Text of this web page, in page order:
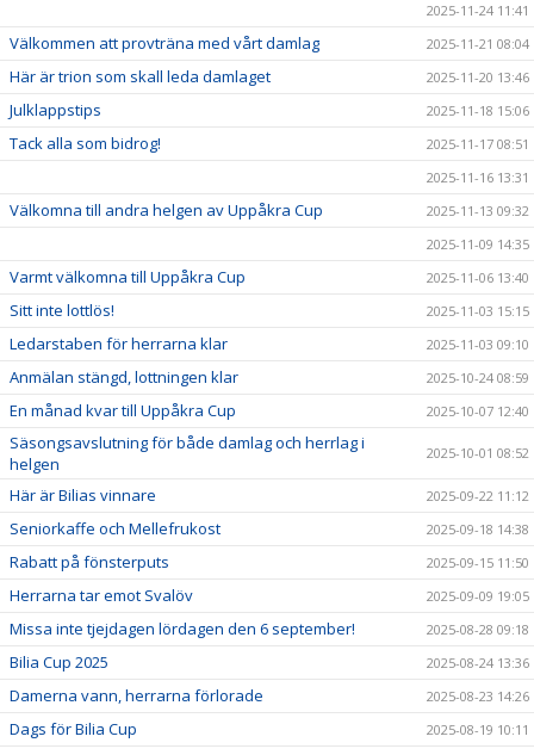
2025-11-24 11:41
Välkommen att provträna med vårt damlag 2025-11-21 08:04
Här är trion som skall leda damlaget 2025-11-20 13:46
Julklappstips 2025-11-18 15:06
Tack alla som bidrog!
2025-11-17 08:51
2025-11-16 13:31
Välkomna till andra helgen av Uppåkra Cup
2025-11-13 09:32
2025-11-09 14:35
Varmt välkomna till Uppåkra Cup 2025-11-06 13:40
Sitt inte lottlös! 2025-11-03 15:15
Ledarstaben för herrarna klar 2025-11-03 09:10
Anmälan stängd, lottningen klar 2025-10-24 08:59
En månad kvar till Uppåkra Cup 2025-10-07 12:40
Säsongsavslutning för både damlag och herrlag i
helgen
2025-10-01 08:52
Här är Bilias vinnare 2025-09-22 11:12
Seniorkaffe och Mellefrukost 2025-09-18 14:38
Rabatt på fönsterputs 2025-09-15 11:50
Herrarna tar emot Svalöv 2025-09-09 19:05
Missa inte tjejdagen lördagen den 6 september! 2025-08-28 09:18
Bilia Cup 2025 2025-08-24 13:36
Damerna vann, herrarna förlorade 2025-08-23 14:26
Dags för Bilia Cup 2025-08-19 10:11